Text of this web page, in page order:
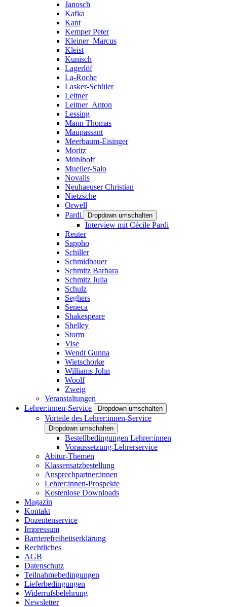
Janosch
Kafka
Kant
Kemper Peter
Kleiner_Marcus
Kleist
Kunisch
Lagerlöf
La-Roche
Lasker-Schüler
Leitner
Leitner_Anton
Lessing
Mann Thomas
Maupassant
Meerbaum-Eisinger
Moritz
Mühlhoff
Mueller-Salo
Novalis
Neuhaeuser Christian
Nietzsche
Orwell
Pardi
Dropdown umschalten
Interview mit Cécile Pardi
Reuter
Sappho
Schiller
Schmidbauer
Schmitz Barbara
Schmitz Julia
Schulz
Seghers
Seneca
Shakespeare
Shelley
Storm
Vise
Wendt Gunna
Wietschorke
Williams John
Woolf
Zweig
Veranstaltungen
Lehrer:innen-Service
Dropdown umschalten
Vorteile des Lehrer:innen-Service
Dropdown umschalten
Bestellbedingungen Lehrer:innen
Voraussetzung-Lehrerservice
Abitur-Themen
Klassensatzbestellung
Ansprechpartner:innen
Lehrer:innen-Prospekte
Kostenlose Downloads
Magazin
Kontakt
Dozentenservice
Impressum
Barrierefreiheitserklärung
Rechtliches
AGB
Datenschutz
Teilnahmebedingungen
Lieferbedingungen
Widerrufsbelehrung
Newsletter